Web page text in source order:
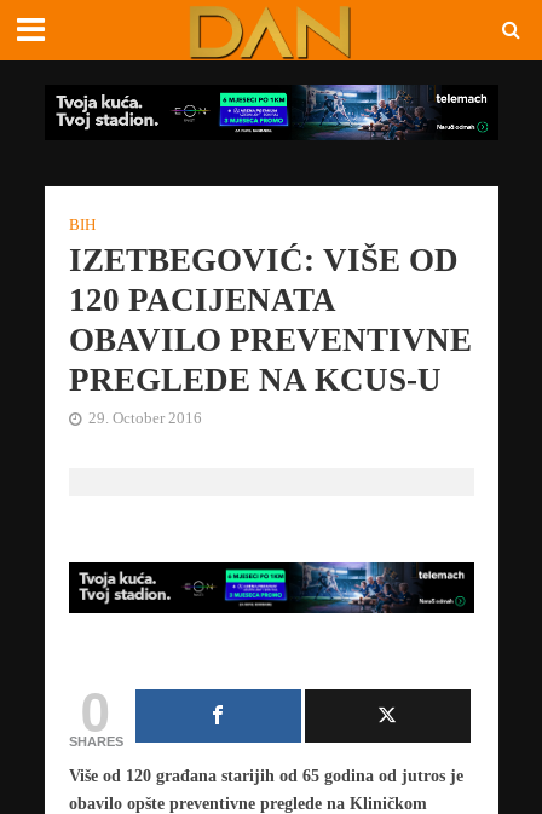
BIH
IZETBEGOVIĆ: VIŠE OD
120 PACIJENATA
OBAVILO PREVENTIVNE
PREGLEDE NA KCUS-U
29. October 2016
0
SHARES
Više od 120 građana starijih od 65 godina od jutros je
obavilo opšte preventivne preglede na Kliničkom